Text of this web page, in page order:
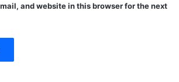
and website in this browser for the next